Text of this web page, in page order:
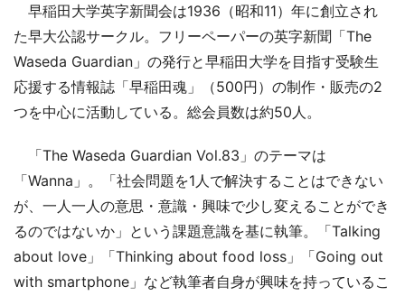
早稲田大学英字新聞会は1936（昭和11）年に創立され
た早大公認サークル。フリーペーパーの英字新聞「The
Waseda Guardian」の発行と早稲田大学を目指す受験生
応援する情報誌「早稲田魂」（500円）の制作・販売の2
つを中心に活動している。総会員数は約50人。
「The Waseda Guardian Vol.83」のテーマは
「Wanna」。「社会問題を1人で解決することはできない
が、一人一人の意思・意識・興味で少し変えることができ
るのではないか」という課題意識を基に執筆。「Talking
about love」「Thinking about food loss」「Going out
with smartphone」など執筆者自身が興味を持っているこ